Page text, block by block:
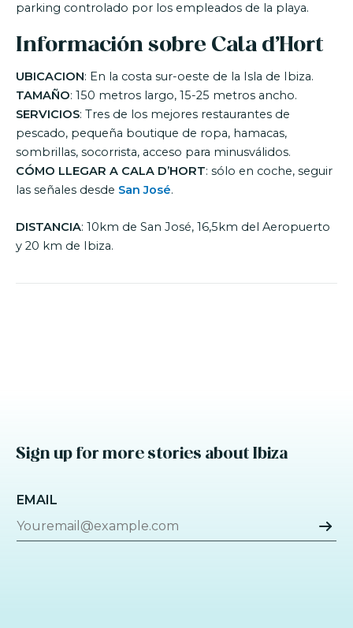
parking controlado por los empleados de la playa.
Información sobre Cala d’Hort
UBICACION: En la costa sur-oeste de la Isla de Ibiza.
TAMAÑO: 150 metros largo, 15-25 metros ancho.
SERVICIOS: Tres de los mejores restaurantes de
pescado, pequeña boutique de ropa, hamacas,
sombrillas, socorrista, acceso para minusválidos.
CÓMO LLEGAR A CALA D’HORT: sólo en coche, seguir
las señales desde San José.
DISTANCIA: 10km de San José, 16,5km del Aeropuerto
y 20 km de Ibiza.
Sign up for more stories about Ibiza
EMAIL